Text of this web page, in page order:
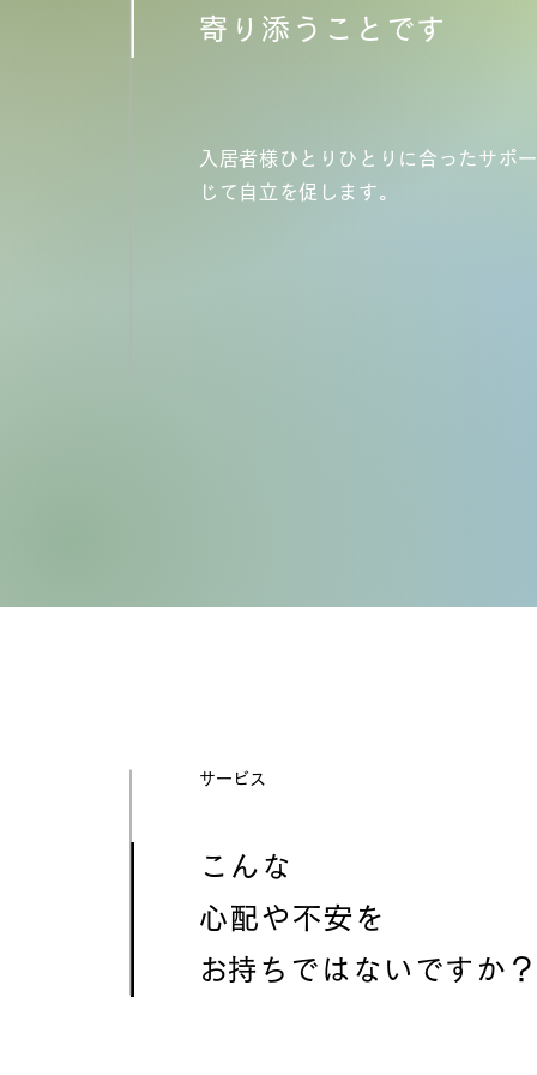
寄り添うことです
入居者様ひとりひとりに合ったサポ
じて自立を促します。
​サービス
こんな
心配や不安を
お持ちではないですか